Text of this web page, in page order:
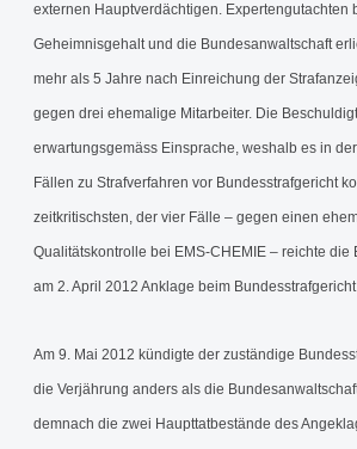
externen Hauptverdächtigen. Expertengutachten
Geheimnisgehalt und die Bundesanwaltschaft
mehr als 5 Jahre nach Einreichung der
gegen drei ehemalige Mitarbeiter. Die
erwartungsgemäss Einsprache, weshalb es in
Fällen zu Strafverfahren vor Bundesstrafgericht
zeitkritischsten, der vier Fälle – gegen einen
Qualitätskontrolle bei EMS-CHEMIE – reichte die
am 2. April 2012 Anklage beim
Am 9. Mai 2012 kündigte der zuständige
die Verjährung anders als die
demnach die zwei Haupttatbestände des